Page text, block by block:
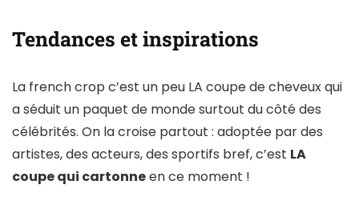
Tendances et inspirations
La french crop c’est un peu LA coupe de cheveux qui
a séduit un paquet de monde surtout du côté des
célébrités. On la croise partout : adoptée par des
artistes, des acteurs, des sportifs bref, c’est LA
coupe qui cartonneen ce moment !